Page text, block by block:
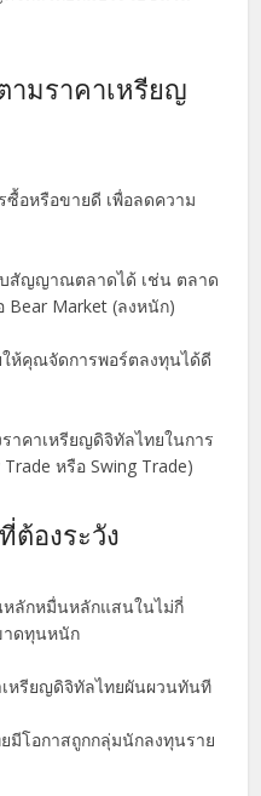
ามราคาเหรียญ
อหรือขายดี เพื่อลดความ
สัญญาณตลาดได้ เช่น ตลาด
Bear Market (ลงหนัก)
ห้คุณจัดการพอร์ตลงทุนได้ดี
คาเหรียญดิจิทัลไทยในการ
หรือ Swing Trade)
ต้องระวัง
หลักหมื่นหลักแสนในไม่กี่
าดทุนหนัก
หรียญดิจิทัลไทยผันผวนทันที
มีโอกาสถูกกลุ่มนักลงทุนราย